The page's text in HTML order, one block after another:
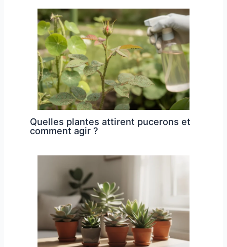
Quelles plantes attirent pucerons et
comment agir ?